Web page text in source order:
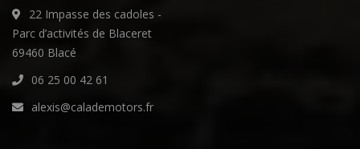
22 Impasse des cadoles -
Parc d’activités de Blaceret
69460 Blacé
06 25 00 42 61
alexis@calademotors.fr